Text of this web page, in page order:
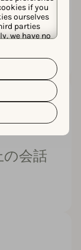
if you
ourselves
parties
we have no
please
by
ーに基
会話